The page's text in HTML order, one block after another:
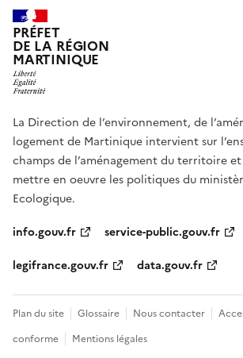
PRÉFET
DE LA RÉGION
MARTINIQUE
La Direction de l’environnement, de
logement de Martinique intervient sur
champs de l’aménagement du territoire
mettre en oeuvre les politiques du
Ecologique.
info.gouv.fr
service-public.gouv.fr
legifrance.gouv.fr
data.gouv.fr
Plan du site Glossaire Nous contacter
conforme
Mentions légales